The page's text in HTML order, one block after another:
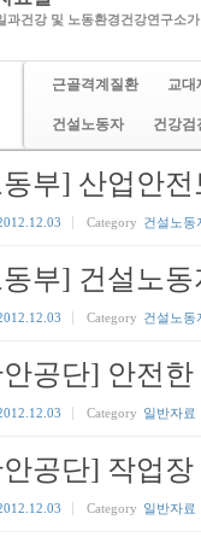
과건강 및 노동환경건강연구소
근골격계질환 교대
건설노동자 건강검
부] 산업안
Category 건설노동
부] 건설노동
Category 건설노동
공단] 안전
Category 일반자료
공단] 작업
Category 일반자료